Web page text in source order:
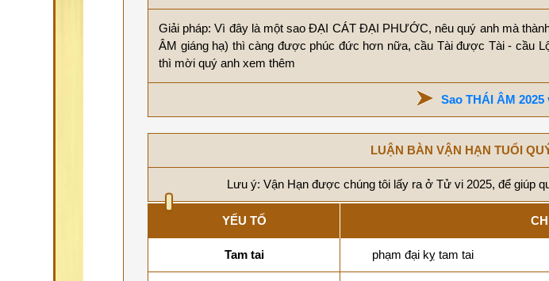
Giải pháp: Vì đây là một sao ĐẠI CÁT ĐẠI PHƯỚC, nêu quý anh mà
ÂM giáng hạ) thì càng được phúc đức hơn nữa, cầu Tài được Tài - cầu
thì mời quý anh xem thêm
Sao THÁI ÂM
LUẬN BÀN VẬN HẠN TUỔI
Lưu ý: Vận Hạn được chúng tôi lấy ra ở Tử vi 2025, để giúp
YẾU TỐ
Tam tai phạm đại kỵ tam tai